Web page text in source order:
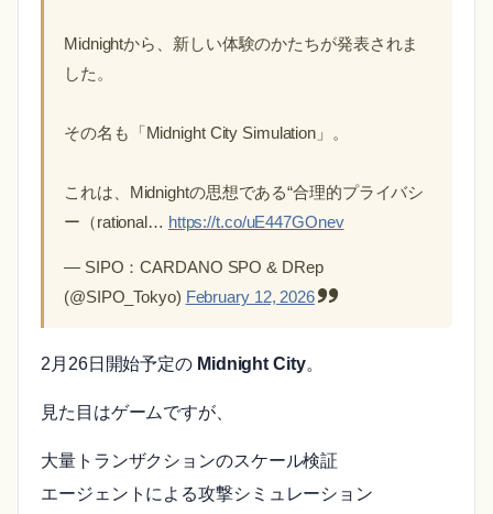
Midnightから、新しい体験のかたちが発表されま
した。
その名も「Midnight City Simulation」。
これは、Midnightの思想である“合理的プライバシ
ー（rational… https://t.co/uE447GOnev
— SIPO：CARDANO SPO & DRep
(@SIPO_Tokyo) February 12, 2026
2月26日開始予定の Midnight City。
見た目はゲームですが、
大量トランザクションのスケール検証
エージェントによる攻撃シミュレーション